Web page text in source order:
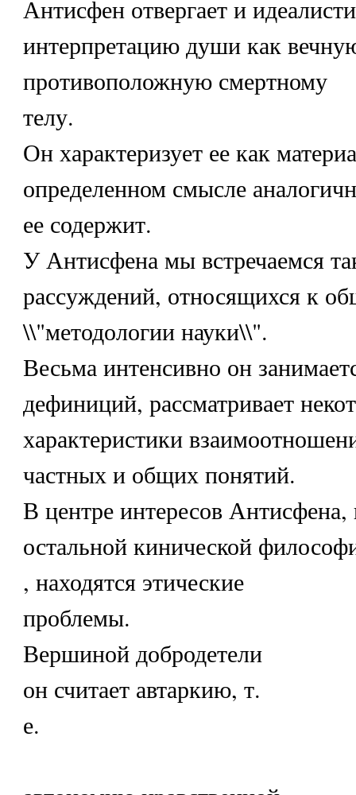
Антисфен отвергает и
интерпретацию души как
противоположную смертному
телу.
Он характеризует ее как
определенном смысле
ее содержит.
У Антисфена мы встречаемся
рассуждений, относящихся к
\\"методологии науки\\".
Весьма интенсивно он
дефиниций, рассматривает
характеристики
частных и общих понятий.
В центре интересов Антисфена,
остальной кинической
, находятся этические
проблемы.
Вершиной добродетели
он считает автаркию, т.
е.